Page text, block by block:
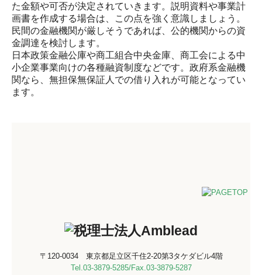
た金額や可否が決定されていきます。説明資料や事業計
画書を作成する場合は、この点を強く意識しましょう。
民間の金融機関が厳しそうであれば、公的機関からの資
金調達を検討します。
日本政策金融公庫や商工組合中央金庫、商工会による中
小企業事業向けの各種融資制度などです。政府系金融機
関なら、無担保無保証人での借り入れが可能となってい
ます。
〒120-0034 東京都足立区千住2-20第3タケダビル4階
Tel.03-3879-5285/Fax.03-3879-5287